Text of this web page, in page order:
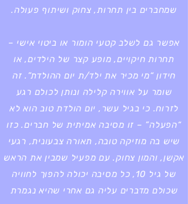
שמחברים בין תחרות, צחוק ושיתוף פעולה.
אפשר גם לשלב קטעי הומור או ביטוי אישי –
תחרות חיקויים, מופע קצר של הילדים, או
חידון “מי מכיר את ילד/ת יום ההולדת”. זה
שומר על אווירה קלילה ונותן לכולם רגע
לזרוח. כי בגיל עשר, יום הולדת טוב הוא לא
“הפעלה” – זו מסיבה אמיתית של חברים. כזו
שיש בה מוזיקה טובה, תאורה צבעונית, רגעי
אקשן, והמון צחוק. עם מפעיל שמבין את הראש
של גיל 10, כל מסיבה יכולה להפוך לחוויה
שכולם מדברים עליה גם אחרי שהיא נגמרת